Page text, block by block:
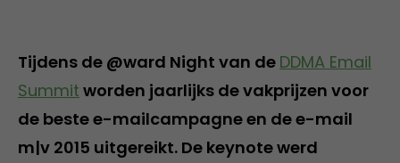
Tijdens de @ward Night van de DDMA Email
Summit worden jaarlijks de vakprijzen voor
de beste e-mailcampagne en de e-mail
m|v 2015 uitgereikt. De keynote werd